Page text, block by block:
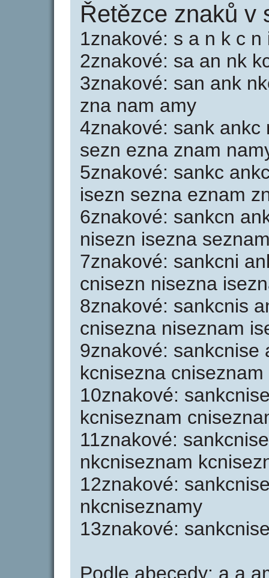
Řetězce znaků v
1znakové: s a n k c
2znakové: sa an nk
3znakové: san ank
zna nam amy
4znakové: sank ankc
sezn ezna znam
5znakové: sankc
isezn sezna eznam
6znakové: sankcn
nisezn isezna
7znakové: sankcni
cnisezn nisezna
8znakové: sankcnis
cnisezna niseznam
9znakové: sankcnise
kcnisezna
10znakové:
kcniseznam
11znakové:
nkcniseznam
12znakové:
nkcniseznamy
13znakové:
Podle abecedy: a a